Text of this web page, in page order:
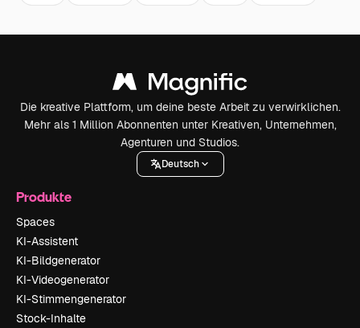
Die kreative Plattform, um deine beste Arbeit zu verwirklichen.
Mehr als 1 Million Abonnenten unter Kreativen, Unternehmen,
Agenturen und Studios.
Deutsch
Produkte
Spaces
KI-Assistent
KI-Bildgenerator
KI-Videogenerator
KI-Stimmengenerator
Stock-Inhalte